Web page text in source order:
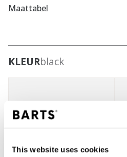
This website uses cookies
Maattabel
KLEURblack